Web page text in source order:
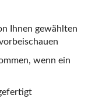
Ihnen gewählten
wenn ein